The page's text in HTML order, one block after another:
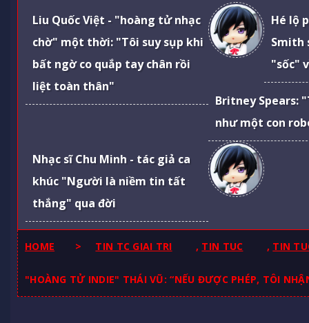
Liu Quốc Việt - "hoàng tử nhạc
chờ" một thời: "Tôi suy sụp khi
bất ngờ co quắp tay chân rồi
liệt toàn thân"
Hé lộ
Smith
"sốc"
Britney Spears:
như một con
Nhạc sĩ Chu Minh - tác giả ca
khúc "Người là niềm tin tất
thắng" qua đời
HOME > TIN TC GIAI TRI , TIN TUC , TIN
"HOÀNG TỬ INDIE" THÁI VŨ: “NẾU ĐƯỢC PHÉP, TÔI